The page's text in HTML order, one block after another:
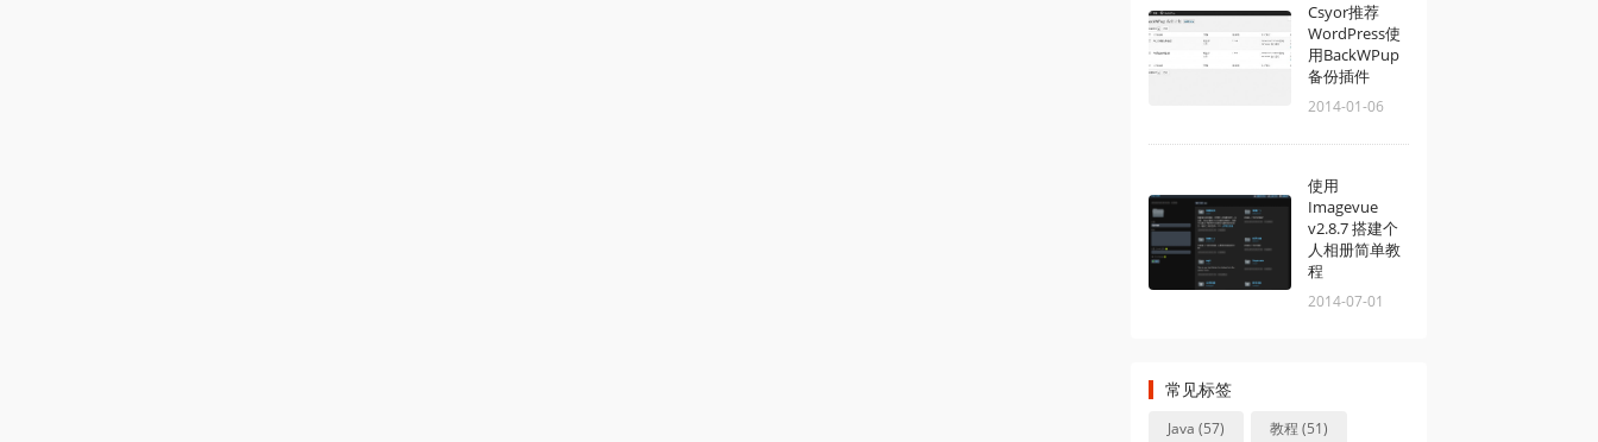
Csyor推荐
WordPress使
用BackWPup
备份插件
2014-01-06
使用
Imagevue
v2.8.7 搭建个
人相册简单教
程
2014-07-01
常见标签
Java (57) 教程 (51)